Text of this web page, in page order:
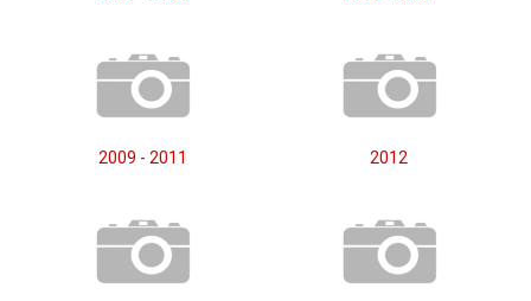
2009 - 2011 2012